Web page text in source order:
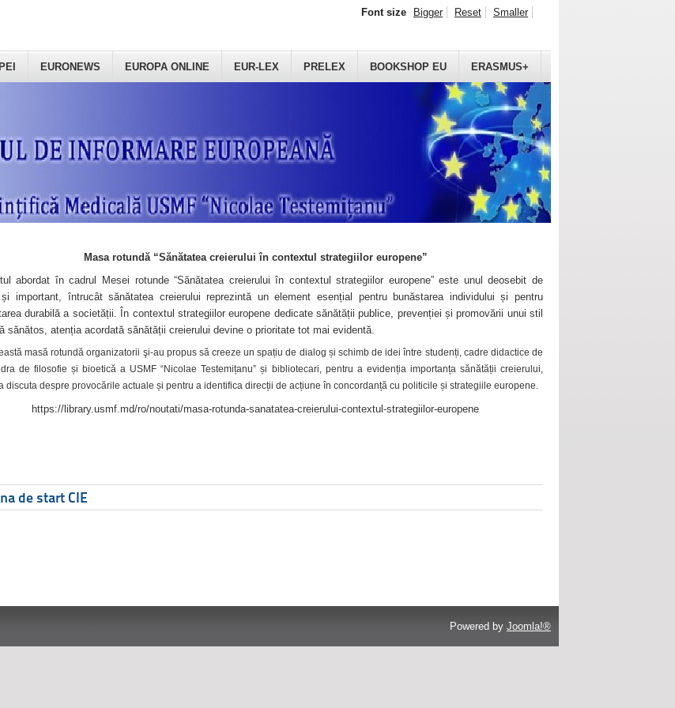
EURONEWS EUROPA ONLINE EUR-LEX PRELEX BOOKSHOP EU ERASMUS+
Font size Bigger Reset Smaller
Masa rotundă “Sănătatea creierului în contextul strategiilor europene”
abordat în cadrul Mesei rotunde “Sănătatea creierului în contextul strategiilor europene” este unul deosebit de
important, întrucât sănătatea creierului reprezintă un element esențial pentru bunăstarea individului și pentru
durabilă a societății. În contextul strategiilor europene dedicate sănătății publice, prevenției și promovării unui stil
sănătos, atenția acordată sănătății creierului devine o prioritate tot mai evidentă.
masă rotundă organizatorii şi-au propus să creeze un spațiu de dialog și schimb de idei între studenți, cadre didactice de
de filosofie și bioetică a USMF “Nicolae Testemițanu” și bibliotecari, pentru a evidenția importanța sănătății creierului,
discuta despre provocările actuale și pentru a identifica direcții de acțiune în concordanță cu politicile și strategiile europene.
https://library.usmf.md/ro/noutati/masa-rotunda-sanatatea-creierului-contextul-strategiilor-europene
de start CIE
Powered by Joomla!®